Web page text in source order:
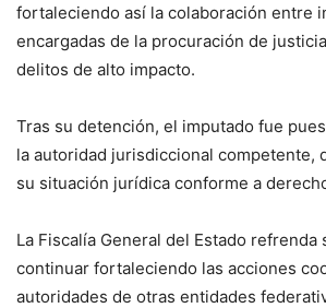
fortaleciendo así la colaboración entre
encargadas de la procuración de
delitos de alto impacto.
Tras su detención, el imputado fue
la autoridad jurisdiccional competente,
su situación jurídica conforme a
La Fiscalía General del Estado refrenda
continuar fortaleciendo las acciones
autoridades de otras entidades